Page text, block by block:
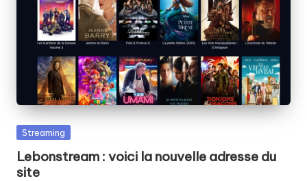
Posted
Streaming
Lebonstream : voici la nouvelle adresse du
site